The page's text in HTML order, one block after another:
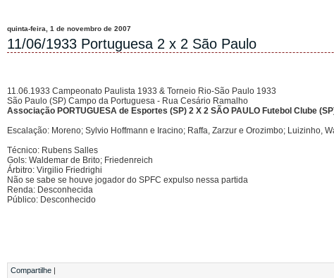
quinta-feira, 1 de novembro de 2007
11/06/1933 Portuguesa 2 x 2 São Paulo
11.06.1933 Campeonato Paulista 1933 & Torneio Rio-São Paulo 1933
São Paulo (SP) Campo da Portuguesa - Rua Cesário Ramalho
Associação PORTUGUESA de Esportes (SP) 2 X 2 SÃO PAULO Futebol Clube
Escalação: Moreno; Sylvio Hoffmann e Iracino; Raffa, Zarzur e Orozimbo; Luizinho,
Técnico: Rubens Salles
Gols: Waldemar de Brito; Friedenreich
Árbitro: Virgilio Friedrighi
Não se sabe se houve jogador do SPFC expulso nessa partida
Renda: Desconhecida
Público: Desconhecido
Compartilhe |